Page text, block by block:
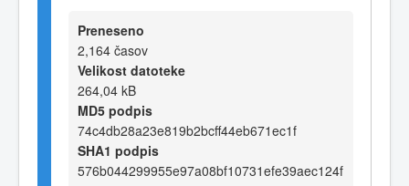
Preneseno
2,164 časov
Velikost datoteke
264,04 kB
MD5 podpis
74c4db28a23e819b2bcff44eb671ec1f
SHA1 podpis
576b044299955e97a08bf10731efe39aec124f